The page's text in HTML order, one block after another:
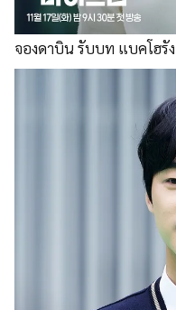
จองดาบิน รับบท แบคโฮรัง